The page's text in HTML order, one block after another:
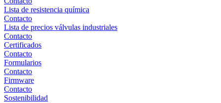
Lista de resistencia química
Contacto
Lista de precios válvulas industriales
Contacto
Certificados
Contacto
Formularios
Contacto
Firmware
Contacto
Sostenibilidad